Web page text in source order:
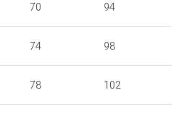
70 94
74 98
78 102